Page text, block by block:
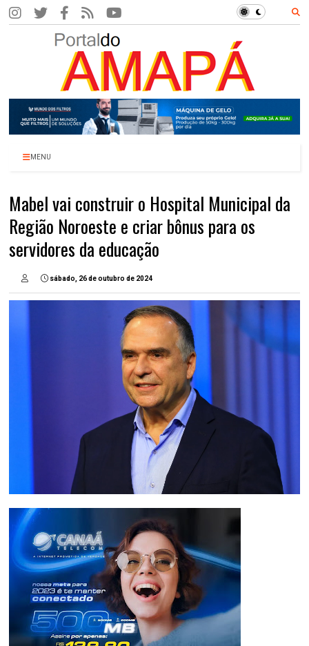
MENU
Mabel vai construir o Hospital Municipal da
Região Noroeste e criar bônus para os
servidores da educação
sábado, 26 de outubro de 2024